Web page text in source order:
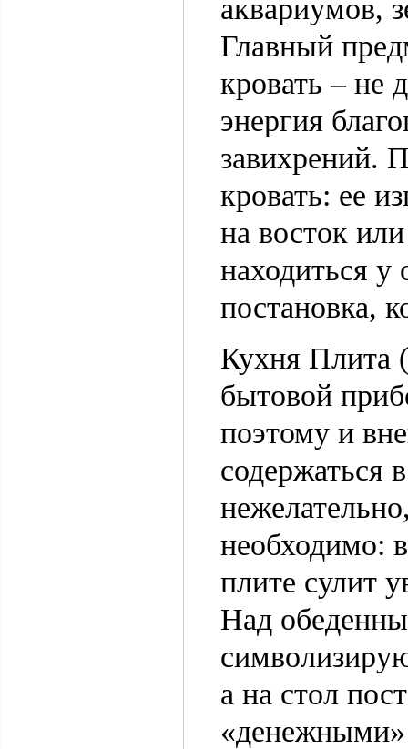
аквариумов,
Главный
кровать – не
энергия
завихрений.
кровать: ее
на восток
находиться у
постановка,
Кухня Плита
бытовой
поэтому и
содержаться
необходимо:
плите сулит
Над
а на стол
«денежными»